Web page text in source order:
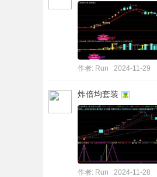
作者: Run 2024-11-29
炸倍均套装
作者: Run 2024-11-28